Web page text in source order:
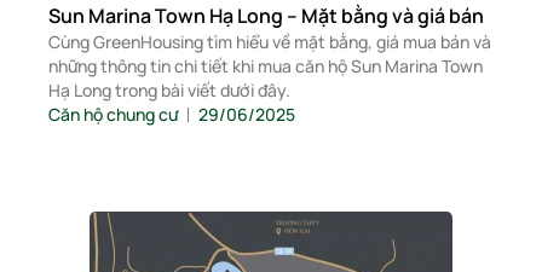
Sun Marina Town Hạ Long – Mặt bằng và giá bán
Cùng GreenHousing tìm hiểu về mặt bằng, giá mua bán và
những thông tin chi tiết khi mua căn hộ Sun Marina Town
Hạ Long trong bài viết dưới đây.
Căn hộ chung cư
29/06/2025